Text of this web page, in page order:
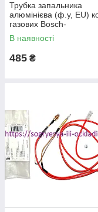
Трубка запальника
алюмінієва (ф.у, EU)
газових Bosch-
Junkers WR10P, арт.
8700707369, к.з. 0925
В наявності
485 ₴